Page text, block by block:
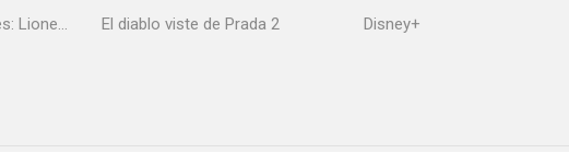
Operaciones especiales: Lioness
El diablo viste de Prada 2
Disney+